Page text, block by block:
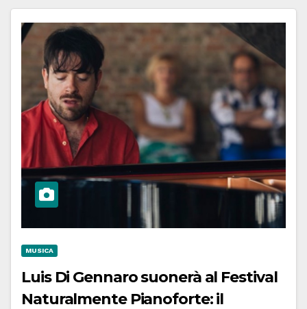
MUSICA
Luis Di Gennaro suonerà al Festival
Naturalmente Pianoforte: il